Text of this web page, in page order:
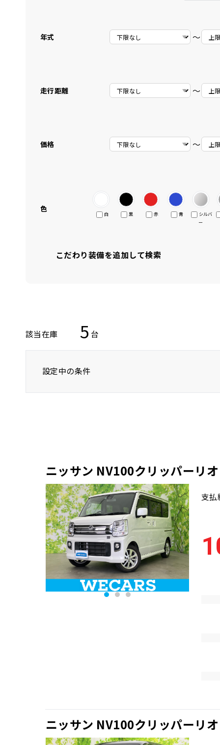
年式 〜
走行距離 〜
価格 〜
色
白 黒 赤 青
シルバ
ー
こだわり装備を追加して検索
該当在庫 5 台
設定中の条件
ニッサン NV100クリッパーリ
支払
ニッサン NV100クリッパーリ